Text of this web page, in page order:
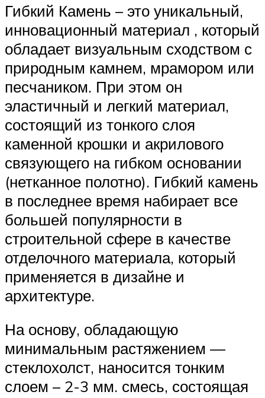
Гибкий Камень – это уникальный,
инновационный материал , который
обладает визуальным сходством с
природным камнем, мрамором или
песчаником. При этом он
эластичный и легкий материал,
состоящий из тонкого слоя
каменной крошки и акрилового
связующего на гибком основании
(нетканное полотно). Гибкий камень
в последнее время набирает все
большей популярности в
строительной сфере в качестве
отделочного материала, который
применяется в дизайне и
архитектуре.
На основу, обладающую
минимальным растяжением —
стеклохолст, наносится тонким
слоем – 2-3 мм. смесь, состоящая